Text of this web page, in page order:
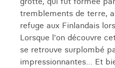
tremblements de terre,
refuge aux Finlandais
Lorsque l'on découvre
se retrouve surplombé
impressionnantes… Et